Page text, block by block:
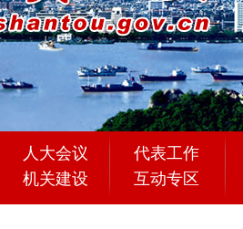
人大会议 代表工作
机关建设 互动专区